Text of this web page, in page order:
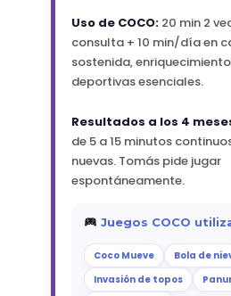
Uso de COCO:20 min 2
consulta + 10 min/día en
sostenida,
deportivas esenciales.
Resultados a los 4
de 5 a 15 minutos
nuevas. Tomás pide jugar
espontáneamente.
Juegos COCO
Coco Mueve
Bola de
Invasión de topos